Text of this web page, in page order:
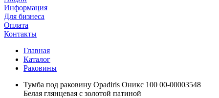
Информация
Для бизнеса
Оплата
Контакты
Главная
Каталог
Раковины
Тумба под раковину Opadiris Оникс 100 00-00003548
Белая глянцевая с золотой патиной